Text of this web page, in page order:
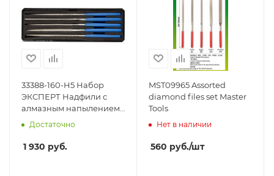
33388-160-H5 Набор
ЭКСПЕРТ Надфили с
алмазным напылением
в пластиковом боксе, P
140, 160х80мм, 5
предметов Зубр
Достаточно
1 930 руб.
MST09965 Assorted
diamond files set Master
Tools
Нет в наличии
560 руб./шт